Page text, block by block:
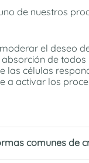
de nuestros
el deseo
absorción de
las células
a activar los
comunes de